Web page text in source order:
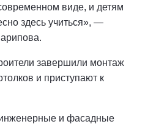
виде, и детям
здесь учиться», —
завершили монтаж
и приступают к
и фасадные